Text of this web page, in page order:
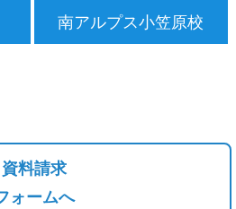
南アルプス小笠原校
資料請求
ォームへ